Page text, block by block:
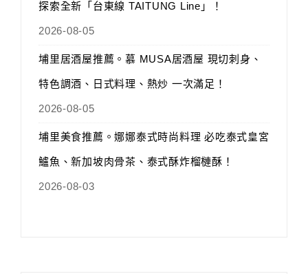
探索全新「台東線 TAITUNG Line」！
2026-08-05
埔里居酒屋推薦。慕 MUSA居酒屋 現切刺身、
特色調酒、日式料理、熱炒 一次滿足！
2026-08-05
埔里美食推薦。娜娜泰式時尚料理 必吃泰式皇宮
鱸魚、新加坡肉骨茶、泰式酥炸榴槤酥！
2026-08-03